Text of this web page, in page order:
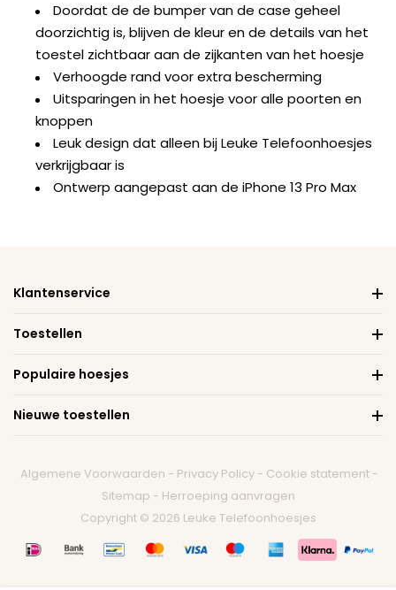
Doordat de de bumper van de case geheel
doorzichtig is, blijven de kleur en de details van het
toestel zichtbaar aan de zijkanten van het hoesje
Verhoogde rand voor extra bescherming
Uitsparingen in het hoesje voor alle poorten en
knoppen
Leuk design dat alleen bij Leuke Telefoonhoesjes
verkrijgbaar is
Ontwerp aangepast aan de iPhone 13 Pro Max
Klantenservice
Toestellen
Populaire hoesjes
Nieuwe toestellen
Algemene Voorwaarden - Privacy Policy - Cookie statement -
Sitemap - Herroeping aanvragen
Copyright © 2026 Leuke Telefoonhoesjes